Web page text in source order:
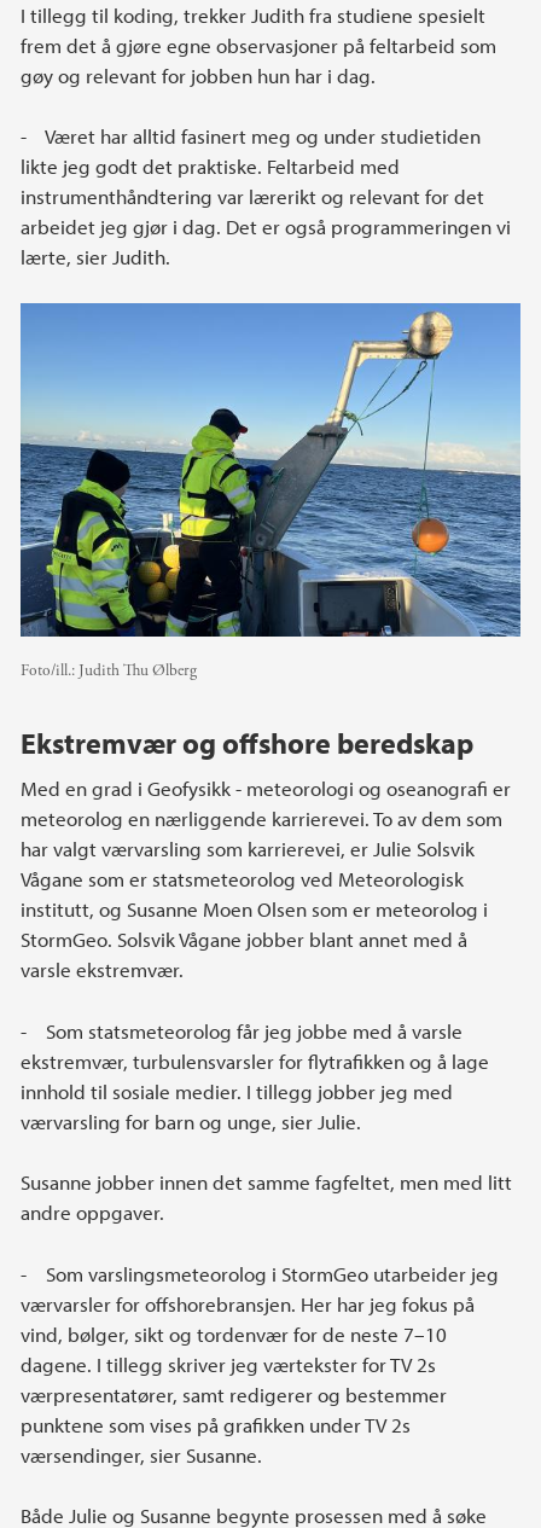
I tillegg til koding, trekker Judith fra studiene spesielt
frem det å gjøre egne observasjoner på feltarbeid som
gøy og relevant for jobben hun har i dag.
- Været har alltid fasinert meg og under studietiden
likte jeg godt det praktiske. Feltarbeid med
instrumenthåndtering var lærerikt og relevant for det
arbeidet jeg gjør i dag. Det er også programmeringen vi
lærte, sier Judith.
Foto/ill.: Judith Thu Ølberg
Ekstremvær og offshore beredskap
Med en grad i Geofysikk - meteorologi og oseanografi er
meteorolog en nærliggende karrierevei. To av dem som
har valgt værvarsling som karrierevei, er Julie Solsvik
Vågane som er statsmeteorolog ved Meteorologisk
institutt, og Susanne Moen Olsen som er meteorolog i
StormGeo. Solsvik Vågane jobber blant annet med å
varsle ekstremvær.
- Som statsmeteorolog får jeg jobbe med å varsle
ekstremvær, turbulensvarsler for flytrafikken og å lage
innhold til sosiale medier. I tillegg jobber jeg med
værvarsling for barn og unge, sier Julie.
Susanne jobber innen det samme fagfeltet, men med litt
andre oppgaver.
- Som varslingsmeteorolog i StormGeo utarbeider jeg
værvarsler for offshorebransjen. Her har jeg fokus på
vind, bølger, sikt og tordenvær for de neste 7–10
dagene. I tillegg skriver jeg værtekster for TV 2s
værpresentatører, samt redigerer og bestemmer
punktene som vises på grafikken under TV 2s
værsendinger, sier Susanne.
Både Julie og Susanne begynte prosessen med å søke